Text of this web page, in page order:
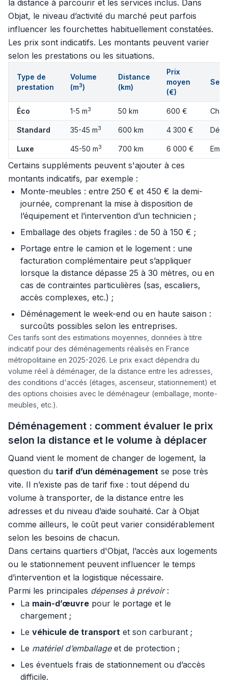
la distance à parcourir et les services inclus. Dans
Objat, le niveau d’activité du marché peut parfois
influencer les fourchettes habituellement constatées.
Les prix sont indicatifs. Les montants peuvent varier
selon les prestations ou les situations.
Type de
prestation
Volume
(m3)
Distance
(km)
Prix
moyen
(€)
Éco 1-5 m3 50 km 600 €
Standard 35-45 m3 600 km 4 300 €
Luxe 45-50 m3 700 km 6 000 €
Certains suppléments peuvent s'ajouter à ces
montants indicatifs, par exemple :
Monte-meubles : entre 250 € et 450 € la demi-
journée, comprenant la mise à disposition de
l’équipement et l’intervention d’un technicien ;
Emballage des objets fragiles : de 50 à 150 € ;
Portage entre le camion et le logement : une
facturation complémentaire peut s’appliquer
lorsque la distance dépasse 25 à 30 mètres, ou en
cas de contraintes particulières (sas, escaliers,
accès complexes, etc.) ;
Déménagement le week-end ou en haute saison :
surcoûts possibles selon les entreprises.
Ces tarifs sont des estimations moyennes, données à titre
indicatif pour des déménagements réalisés en France
métropolitaine en 2025-2026. Le prix exact dépendra du
volume réel à déménager, de la distance entre les adresses,
des conditions d'accés (étages, ascenseur, stationnement) et
des options choisies avec le déménageur (emballage, monte-
meubles, etc.).
Déménagement : comment évaluer le prix
selon la distance et le volume à déplacer
Quand vient le moment de changer de logement, la
question du tarif d’un déménagement se pose très
vite. Il n’existe pas de tarif fixe : tout dépend du
volume à transporter, de la distance entre les
adresses et du niveau d’aide souhaité. Car à Objat
comme ailleurs, le coût peut varier considérablement
selon les besoins de chacun.
Dans certains quartiers d'Objat, l’accès aux logements
ou le stationnement peuvent influencer le temps
d’intervention et la logistique nécessaire.
Parmi les principales dépenses à prévoir:
La main-d’œuvre pour le portage et le
chargement ;
Le véhicule de transport et son carburant ;
Le matériel d’emballageet de protection ;
Les éventuels frais de stationnement ou d’accès
difficile.